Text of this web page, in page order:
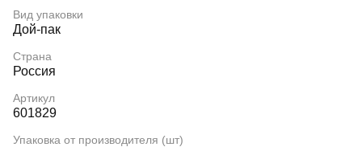
Вид упаковки
Дой-пак
Страна
Россия
Артикул
601829
Упаковка от производителя (шт)